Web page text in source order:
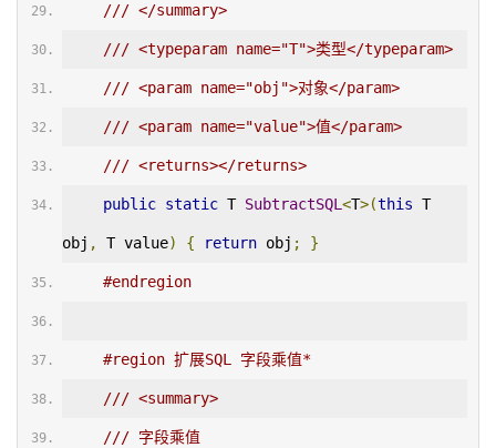
/// </summary>
/// <typeparam name="T">类型</typeparam>
/// <param name="obj">对象</param>
/// <param name="value">值</param>
/// <returns></returns>
public static T SubtractSQL <T>(this T
obj , T value) { return obj ; }
#endregion
#region 扩展SQL 字段乘值*
/// <summary>
/// 字段乘值